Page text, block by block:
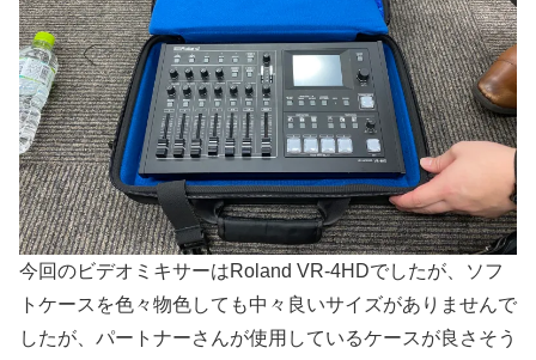
今回のビデオミキサーはRoland VR-4HDでしたが、ソフ
トケースを色々物色しても中々良いサイズがありませんで
したが、パートナーさんが使用しているケースが良さそう